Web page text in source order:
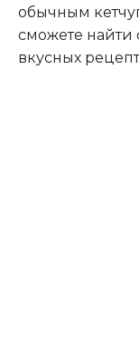
обычным
сможете найти
вкусных